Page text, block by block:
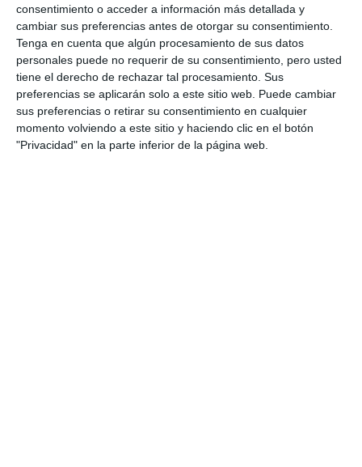
consentimiento o acceder a información más detallada y
cambiar sus preferencias antes de otorgar su consentimiento.
Tenga en cuenta que algún procesamiento de sus datos
personales puede no requerir de su consentimiento, pero usted
tiene el derecho de rechazar tal procesamiento. Sus
preferencias se aplicarán solo a este sitio web. Puede cambiar
sus preferencias o retirar su consentimiento en cualquier
momento volviendo a este sitio y haciendo clic en el botón
"Privacidad" en la parte inferior de la página web.